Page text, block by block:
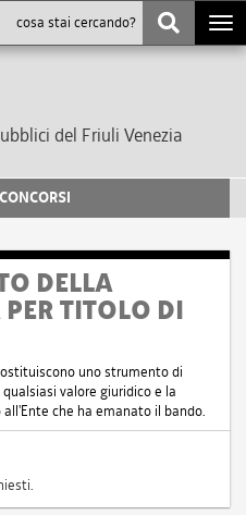
del Friuli Venezia
DELLA
PER TITOLO DI
uno strumento di
valore giuridico e la
che ha emanato il bando.